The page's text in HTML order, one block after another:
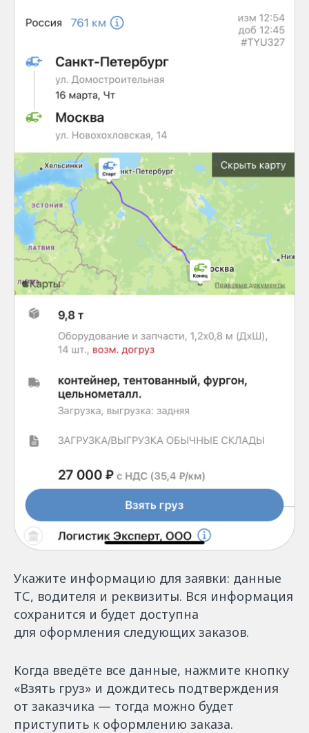
Укажите информацию для заявки: данные
ТС, водителя и реквизиты. Вся информация
сохранится и будет доступна
для оформления следующих заказов.
Когда введёте все данные, нажмите кнопку
«Взять груз» и дождитесь подтверждения
от заказчика — тогда можно будет
приступить к оформлению заказа.